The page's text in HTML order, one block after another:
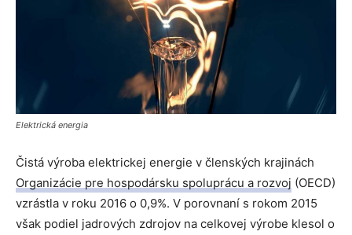
Elektrická energia
Čistá výroba elektrickej energie v členských krajinách
Organizácie pre hospodársku spoluprácu a rozvoj (OECD)
vzrástla v roku 2016 o 0,9%. V porovnaní s rokom 2015
však podiel jadrových zdrojov na celkovej výrobe klesol o